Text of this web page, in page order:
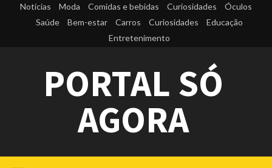
Notícias Moda Comidas e bebidas Curiosidades
Óculos
Saúde
Bem-estar Carros Curiosidades
Educação
Entretenimento
PORTAL SÓ
AGORA